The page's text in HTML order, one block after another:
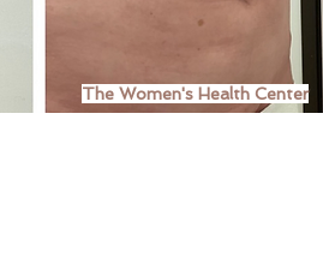
The Women's Health Center